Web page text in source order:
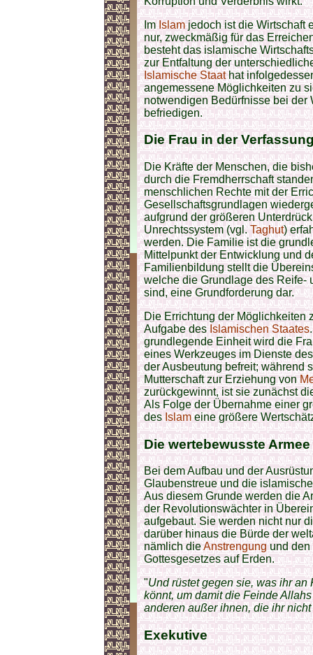
ImIslamjedoch ist die Wirtschaft
nur, zweckmäßig für das
besteht das islamische
zur Entfaltung der
Islamische Staathat
angemessene Möglichkeiten zu
notwendigen Bedürfnisse bei der
befriedigen.
DieFrauin der
Die Kräfte der Menschen, die
durch die Fremdherrschaft
menschlichen Rechte mit der
Gesellschaftsgrundlagen
aufgrund der größeren
Unrechtssystem (vgl.Taghut)
werden. Die Familie ist die
Mittelpunkt der Entwicklung und
Familienbildung stellt die
welche die Grundlage des Reife-
sind, eine Grundforderung dar.
Die Errichtung der Möglichkeiten
Aufgabe desIslamischen Staates
grundlegende Einheit wird die
eines Werkzeuges im Dienste
der Ausbeutung befreit; während
Mutterschaft zur Erziehung von
zurückgewinnt, ist sie zunächst
Als Folge der Übernahme einer
desIslameine größere
Die wertebewussteArmee
Bei dem Aufbau und der
Glaubenstreue und die
Aus diesem Grunde werden die
der Revolutionswächter in
aufgebaut. Sie werden nicht nur
darüber hinaus die Bürde der
nämlich dieAnstrengungund den
Gottesgesetzes auf Erden.
"Und rüstet gegen sie, was ihr
könnt, um damit die Feinde
anderen außer ihnen, die ihr nicht
Exekutive